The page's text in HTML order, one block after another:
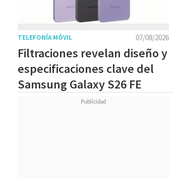
07/08/2026
TELEFONÍA MÓVIL
Filtraciones revelan diseño y
especificaciones clave del
Samsung Galaxy S26 FE